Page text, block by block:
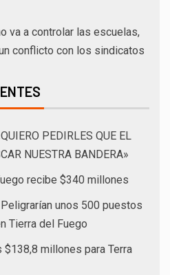
va a controlar las escuelas,
conflicto con los sindicatos
PEDIRLES QUE EL
NUESTRA BANDERA»
recibe $340 millones
Peligrarían unos 500 puestos
Tierra del Fuego
$138,8 millones para Terra